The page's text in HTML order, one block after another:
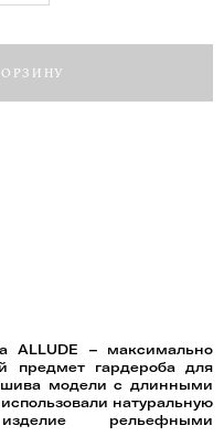
ALLUDE – максимально
предмет гардероба для
модели с длинными
натуральную
рельефными